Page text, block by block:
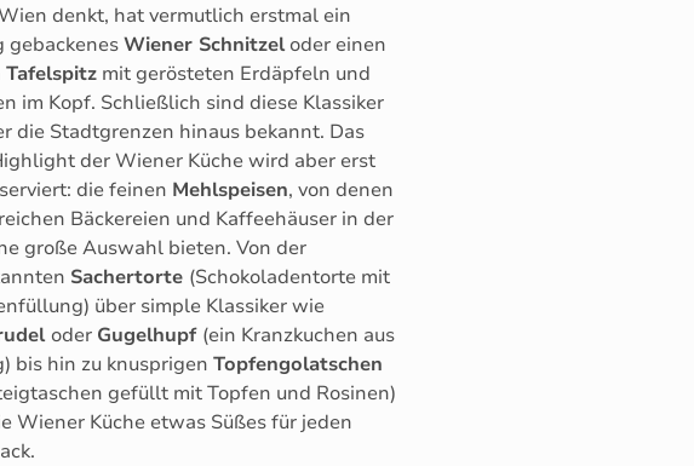
denkt, hat vermutlich erstmal ein
gebackenesWiener Schnitzeloder einen
Tafelspitz mit gerösteten Erdäpfeln und
im Kopf. Schließlich sind diese Klassiker
die Stadtgrenzen hinaus bekannt. Das
der Wiener Küche wird aber erst
die feinen Mehlspeisen, von denen
Bäckereien und Kaffeehäuser in der
große Auswahl bieten. Von der
Sachertorte (Schokoladentorte mit
über simple Klassiker wie
oder Gugelhupf (ein Kranzkuchen aus
bis hin zu knusprigenTopfengolatschen
gefüllt mit Topfen und Rosinen)
Wiener Küche etwas Süßes für jeden